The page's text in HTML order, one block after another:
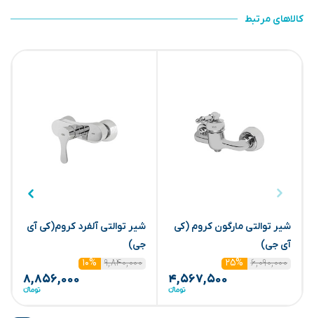
کالاهای مرتبط
شیر توالتی مارگون کروم (کی
آی جی)
۶,۰۹۰,۰۰۰
۲۵%
۴,۵۶۷,۵۰۰
شیر توالتی آلفرد کروم(کی آی
جی)
۹,۸۴۰,۰۰۰
۱۰%
۸,۸۵۶,۰۰۰